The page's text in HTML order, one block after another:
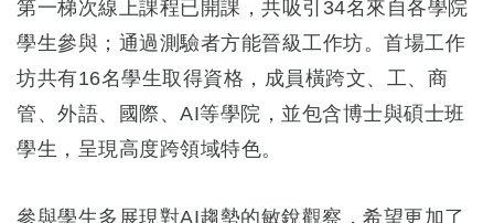
第一梯次線上課程已開課，共吸引34名來自各學院
學生參與；通過測驗者方能晉級工作坊。首場工作
坊共有16名學生取得資格，成員橫跨文、工、商
管、外語、國際、AI等學院，並包含博士與碩士班
學生，呈現高度跨領域特色。
參與學生多展現對AI趨勢的敏銳觀察，希望更加了